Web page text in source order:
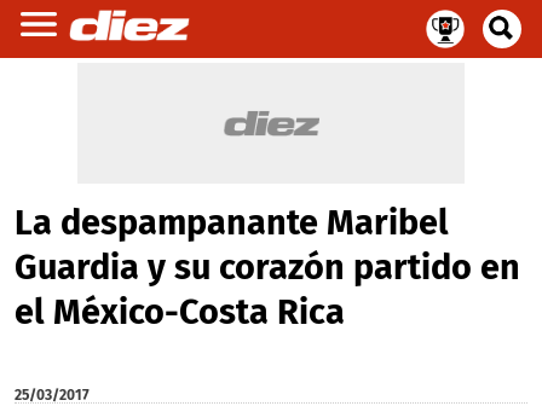
La despampanante Maribel
Guardia y su corazón partido en
el México-Costa Rica
25/03/2017